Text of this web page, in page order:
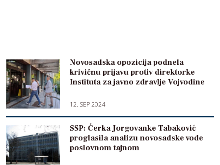
Novosadska opozicija podnela
krivičnu prijavu protiv direktorke
Instituta za javno zdravlje Vojvodine
12. SEP 2024
SSP: Ćerka Jorgovanke Tabaković
proglasila analizu novosadske vode
poslovnom tajnom